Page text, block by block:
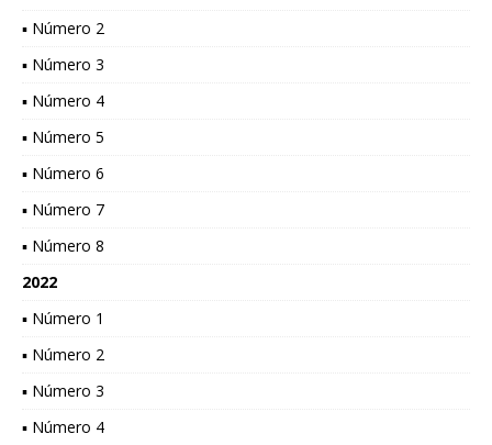
▪ Número 2
▪ Número 3
▪ Número 4
▪ Número 5
▪ Número 6
▪ Número 7
▪ Número 8
2022
▪ Número 1
▪ Número 2
▪ Número 3
▪ Número 4